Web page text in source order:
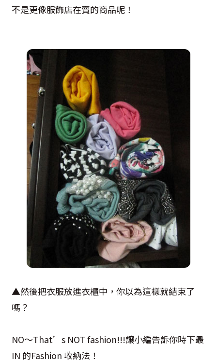
不是更像服飾店在賣的商品呢！
▲然後把衣服放進衣櫃中，你以為這樣就結束了
嗎？
NO～That’s NOT fashion!!!讓小編告訴你時下最
IN 的Fashion 收納法！